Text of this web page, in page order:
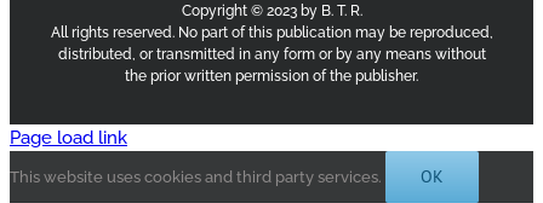
Copyright © 2023 by B. T. R.
All rights reserved. No part of this publication may be reproduced,
distributed, or transmitted in any form or by any means without
the prior written permission of the publisher.
Page load link
This website uses cookies and third party services. OK